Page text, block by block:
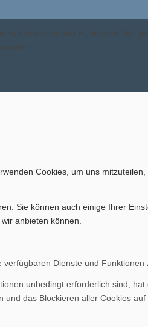
optimieren und zu steuern. Wir
Cookies, um uns
Sie können auch einige Ihrer
anbieten können.
Dienste und Funktionen
unbedingt erforderlich sind,
das Blockieren aller Cookies